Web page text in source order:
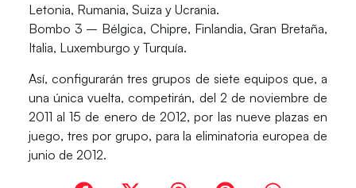
Letonia, Rumania, Suiza y Ucrania.
Bombo 3 – Bélgica, Chipre, Finlandia, Gran Bretaña,
Italia, Luxemburgo y Turquía.
Así, configurarán tres grupos de siete equipos que, a
una única vuelta, competirán, del 2 de noviembre de
2011 al 15 de enero de 2012, por las nueve plazas en
juego, tres por grupo, para la eliminatoria europea de
junio de 2012.